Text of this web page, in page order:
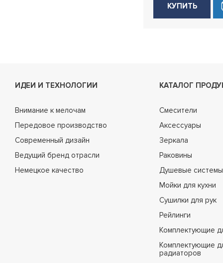
КУПИТЬ
ИДЕИ И ТЕХНОЛОГИИ
Внимание к мелочам
Передовое производство
Современный дизайн
Ведущий бренд отрасли
Немецкое качество
КАТАЛОГ
Смесители
Аксессуары
Зеркала
Раковины
Душевые системы
Мойки для кухни
Сушилки для рук
Рейлинги
Комплектующие
Комплектующие
радиаторов